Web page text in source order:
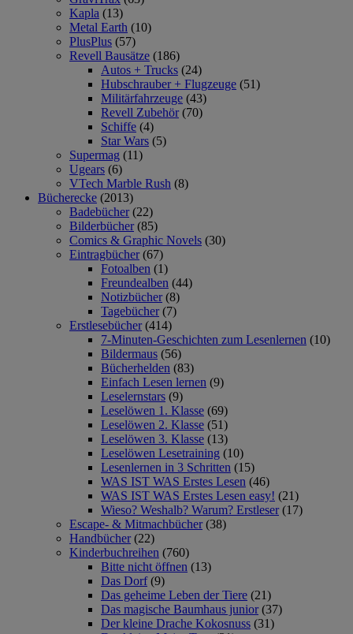
Kapla (13)
Metal Earth (10)
PlusPlus (57)
Revell Bausätze (186)
Autos + Trucks (24)
Hubschrauber + Flugzeuge (51)
Militärfahrzeuge (43)
Revell Zubehör (70)
Schiffe (4)
Star Wars (5)
Supermag (11)
Ugears (6)
VTech Marble Rush (8)
Bücherecke (2013)
Badebücher (22)
Bilderbücher (85)
Comics & Graphic Novels (30)
Eintragbücher (67)
Fotoalben (1)
Freundealben (44)
Notizbücher (8)
Tagebücher (7)
Erstlesebücher (414)
7-Minuten-Geschichten zum Lesenlernen (10)
Bildermaus (56)
Bücherhelden (83)
Einfach Lesen lernen (9)
Leselernstars (9)
Leselöwen 1. Klasse (69)
Leselöwen 2. Klasse (51)
Leselöwen 3. Klasse (13)
Leselöwen Lesetraining (10)
Lesenlernen in 3 Schritten (15)
WAS IST WAS Erstes Lesen (46)
WAS IST WAS Erstes Lesen easy! (21)
Wieso? Weshalb? Warum? Erstleser (17)
Escape- & Mitmachbücher (38)
Handbücher (22)
Kinderbuchreihen (760)
Bitte nicht öffnen (13)
Das Dorf (9)
Das geheime Leben der Tiere (21)
Das magische Baumhaus junior (37)
Der kleine Drache Kokosnuss (31)